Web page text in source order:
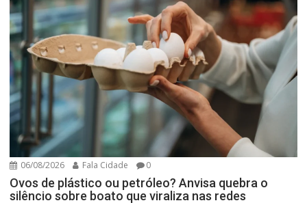
06/08/2026 Fala Cidade 0
Ovos de plástico ou petróleo? Anvisa quebra o
silêncio sobre boato que viraliza nas redes